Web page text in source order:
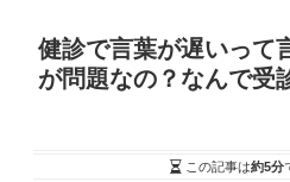
健診で言葉が遅いって
が問題なの？なんで受
この記事は約5分